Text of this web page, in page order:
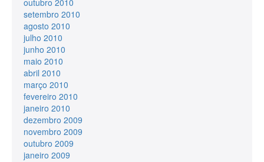
outubro 2010
setembro 2010
agosto 2010
julho 2010
junho 2010
maio 2010
abril 2010
março 2010
fevereiro 2010
janeiro 2010
dezembro 2009
novembro 2009
outubro 2009
janeiro 2009